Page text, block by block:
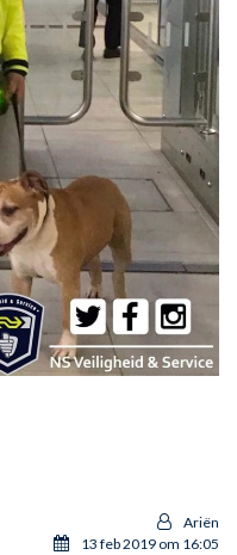
Ariën
13 feb 2019 om 16:05